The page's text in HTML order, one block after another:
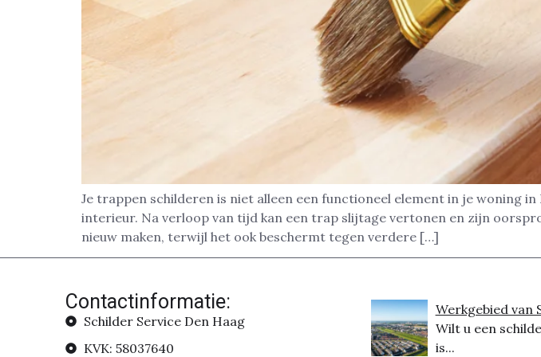
Je trappen schilderen is niet alleen een functioneel element in je woning
interieur. Na verloop van tijd kan een trap slijtage vertonen en zijn
nieuw maken, terwijl het ook beschermt tegen verdere […]
Contactinformatie:
Schilder Service Den Haag
KVK: 58037640
Werkgebied van
Wilt u een
is...